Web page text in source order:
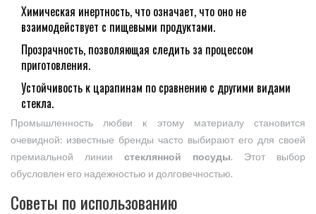
Химическая инертность, что означает, что оно не
взаимодействует с пищевыми продуктами.
Прозрачность, позволяющая следить за процессом
приготовления.
Устойчивость к царапинам по сравнению с другими видами
стекла.
Промышленность любви к этому материалу становится
очевидной: известные бренды часто выбирают его для своей
премиальной линии стеклянной посуды. Этот выбор
обусловлен его надежностью и долговечностью.
Советы по использованию